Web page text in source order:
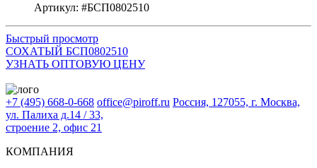
Артикул: #БСП0802510
Быстрый просмотр
СОХАТЫЙ БСП0802510
УЗНАТЬ ОПТОВУЮ ЦЕНУ
+7 (495) 668-0-668 office@piroff.ru Россия, 127055, г. Москва,
ул. Палиха д.14 / 33,
строение 2, офис 21
КОМПАНИЯ